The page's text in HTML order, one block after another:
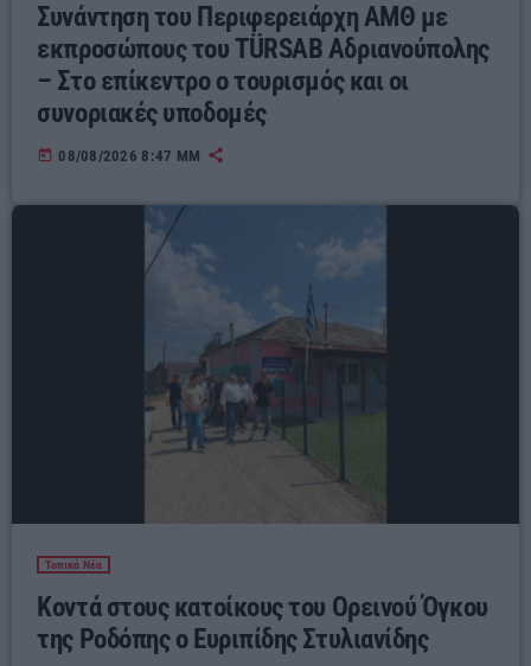
Συνάντηση του Περιφερειάρχη ΑΜΘ με
εκπροσώπους του TÜRSAB Αδριανούπολης
– Στο επίκεντρο ο τουρισμός και οι
συνοριακές υποδομές
today 08/08/2026 8:47 ΜΜ
Τοπικά Νέα
Κοντά στους κατοίκους του Ορεινού Όγκου
της Ροδόπης ο Ευριπίδης Στυλιανίδης